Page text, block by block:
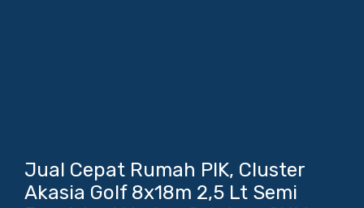
Jual Cepat Rumah PIK, Cluster
Akasia Golf 8x18m 2,5 Lt Semi